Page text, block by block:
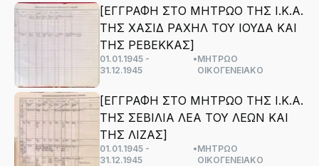
[ΕΓΓΡΑΦΗ ΣΤΟ ΜΗΤΡΩΟ ΤΗΣ Ι.Κ.Α.
ΤΗΣ ΧΑΣΙΔ ΡΑΧΗΛ ΤΟΥ ΙΟΥΔΑ ΚΑΙ
ΤΗΣ ΡΕΒΕΚΚΑΣ]
01.01.1945 -
31.12.1945
•ΜΗΤΡΩΟ
ΟΙΚΟΓΕΝΕΙΑΚΟ
[ΕΓΓΡΑΦΗ ΣΤΟ ΜΗΤΡΩΟ ΤΗΣ Ι.Κ.Α.
ΤΗΣ ΣΕΒΙΛΙΑ ΛΕΑ ΤΟΥ ΛΕΩΝ ΚΑΙ
ΤΗΣ ΛΙΖΑΣ]
01.01.1945 -
31.12.1945
•ΜΗΤΡΩΟ
ΟΙΚΟΓΕΝΕΙΑΚΟ